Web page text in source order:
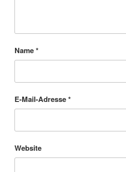
Name*
E-Mail-Adresse*
Website